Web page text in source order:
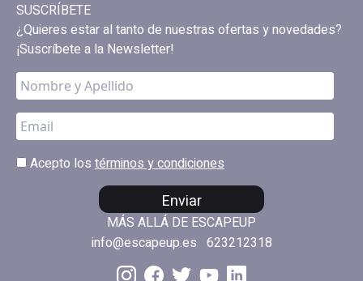
SUSCRÍBETE
¿Quieres estar al tanto de nuestras ofertas y novedades?
¡Suscríbete a la Newsletter!
Acepto los términos y condiciones
Enviar
MÁS ALLÁ DE ESCAPEUP
info@escapeup.es 623212318